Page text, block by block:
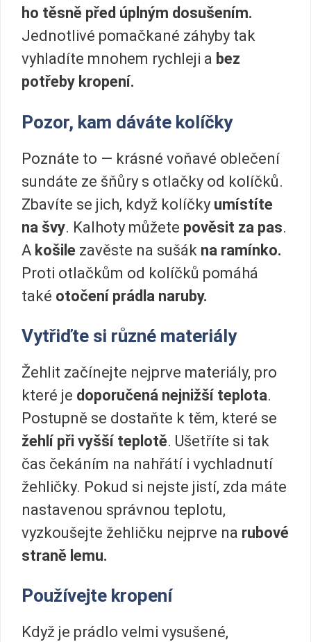
ho těsně před úplným dosušením.
Jednotlivé pomačkané záhyby tak
vyhladíte mnohem rychleji a bez
potřeby kropení.
Pozor, kam dáváte kolíčky
Poznáte to — krásné voňavé oblečení
sundáte ze šňůry s otlačky od kolíčků.
Zbavíte se jich, když kolíčky umístíte
na švy. Kalhoty můžete pověsit za pas.
A košile zavěste na sušák na ramínko.
Proti otlačkům od kolíčků pomáhá
také otočení prádla naruby.
Vytřiďte si různé materiály
Žehlit začínejte nejprve materiály, pro
které je doporučená nejnižší teplota.
Postupně se dostaňte k těm, které se
žehlí při vyšší teplotě. Ušetříte si tak
čas čekáním na nahřátí i vychladnutí
žehličky. Pokud si nejste jistí, zda máte
nastavenou správnou teplotu,
vyzkoušejte žehličku nejprve na rubové
straně lemu.
Používejte kropení
Když je prádlo velmi vysušené,